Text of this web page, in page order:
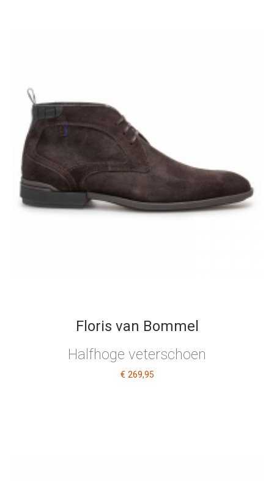
Floris van Bommel
Halfhoge veterschoen
€ 269,95